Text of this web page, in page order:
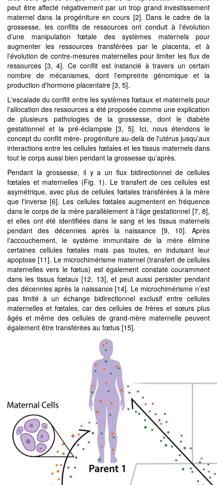
peut être affecté négativement par un trop grand investissement
maternel dans la progéniture en cours [2]. Dans le cadre de la
grossesse, les conflits de ressources ont conduit à l'évolution
d’une manipulation fœtale des systèmes maternels pour
augmenter les ressources transférées par le placenta, et à
l'évolution de contre-mesures maternelles pour limiter les flux de
ressources [3, 4]. Ce conflit est instancié à travers un certain
nombre de mécanismes, dont l'empreinte génomique et la
production d'hormone placentaire [3, 5].
L'escalade du conflit entre les systèmes fœtaux et maternels pour
l'allocation des ressources a été proposée comme une explication
de plusieurs pathologies de la grossesse, dont le diabète
gestationnel et la pré-éclampsie [3, 5]. Ici, nous étendons le
concept du conflit mère- progéniture au-delà de l'utérus jusqu’aux
interactions entre les cellules fœtales et les tissus maternels dans
tout le corps aussi bien pendant la grossesse qu’après.
Pendant la grossesse, il y a un flux bidirectionnel de cellules
fœtales et maternelles (Fig. 1). Le transfert de ces cellules est
asymétrique, avec plus de cellules fœtales transférées à la mère
que l'inverse [6]. Les cellules fœtales augmentent en fréquence
dans le corps de la mère parallèlement à l'âge gestationnel [7, 8],
et elles ont été identifiées dans le sang et les tissus maternels
pendant des décennies après la naissance [9, 10]. Après
l'accouchement, le système immunitaire de la mère élimine
certaines cellules fœtales mais pas toutes, en induisant leur
apoptose [11]. Le microchimérisme maternel (transfert de cellules
maternelles vers le fœtus) est également constaté couramment
dans les tissus fœtaux [12, 13], et peut aussi persister pendant
des décennies après la naissance [14]. Le microchimérisme n’est
pas limité à un échange bidirectionnel exclusif entre cellules
maternelles et fœtales, car des cellules de frères et sœurs plus
âgés et même des cellules de grand-mère maternelle peuvent
également être transférées au fœtus [15].